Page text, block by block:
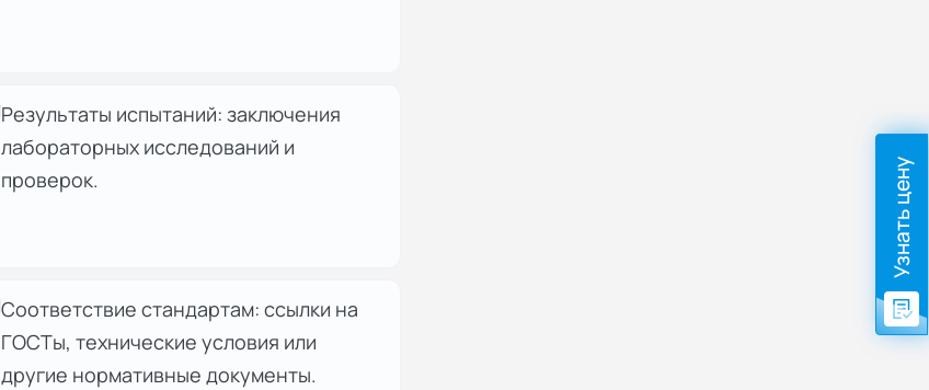
Результаты испытаний: заключения
лабораторных исследований и
проверок.
Соответствие стандартам: ссылки на
ГОСТы, технические условия или
другие нормативные документы.
Узнать цену